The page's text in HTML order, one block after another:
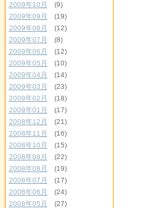
2009年10月
(9)
2009年09月
(19)
2009年08月
(12)
2009年07月
(8)
2009年06月
(12)
2009年05月
(10)
2009年04月
(14)
2009年03月
(23)
2009年02月
(18)
2009年01月
(17)
2008年12月
(21)
2008年11月
(16)
2008年10月
(15)
2008年09月
(22)
2008年08月
(19)
2008年07月
(17)
2008年06月
(24)
2008年05月
(27)